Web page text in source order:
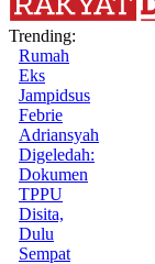
Trending:
Rumah
Eks
Jampidsus
Febrie
Adriansyah
Digeledah:
Dokumen
TPPU
Disita,
Dulu
Sempat